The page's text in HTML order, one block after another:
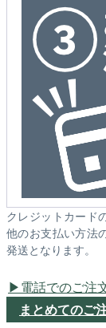
クレジットカード
他のお支払い方法
発送となります。
電話でのご注
まとめてのご